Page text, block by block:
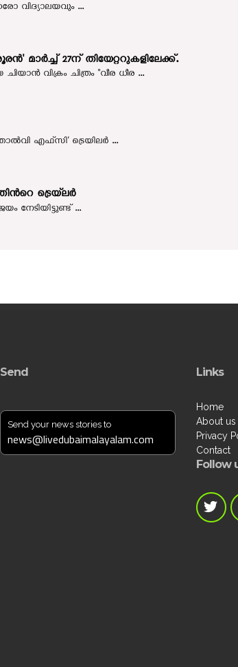
വിദ്യാലയവും ...
മാർച്ച് 27ന് തിയേറ്ററുകളിലേക്ക്.
വിക്രം ചിത്രം "വീര ധീര ...
എഫ്സി’ ട്രെയിലർ ...
ട്രെയ്‍ലര്‍
നേടിയിട്ടുണ്ട് ...
Send
Send your news stories to
news@livedubaimalayalam.com
Links
Home
About us
Privacy
Contact
Follow